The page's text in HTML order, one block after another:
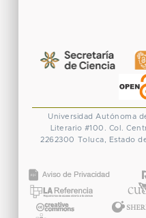
Universidad Autónoma
Literario #100. Col.
2262300 Toluca, Estado